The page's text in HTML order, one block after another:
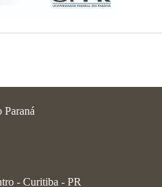
Paraná
- Curitiba - PR